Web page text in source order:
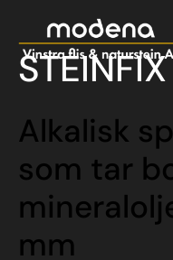
Alkalisk
som tar
mm